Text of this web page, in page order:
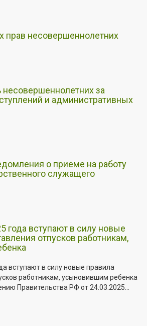
прав несовершеннолетних
несовершеннолетних за
и административных
о приеме на работу
служащего
года вступают в силу новые
отпусков работникам,
вступают в силу новые правила
работникам, усыновившим ребенка
Правительства РФ от 24.03.2025...